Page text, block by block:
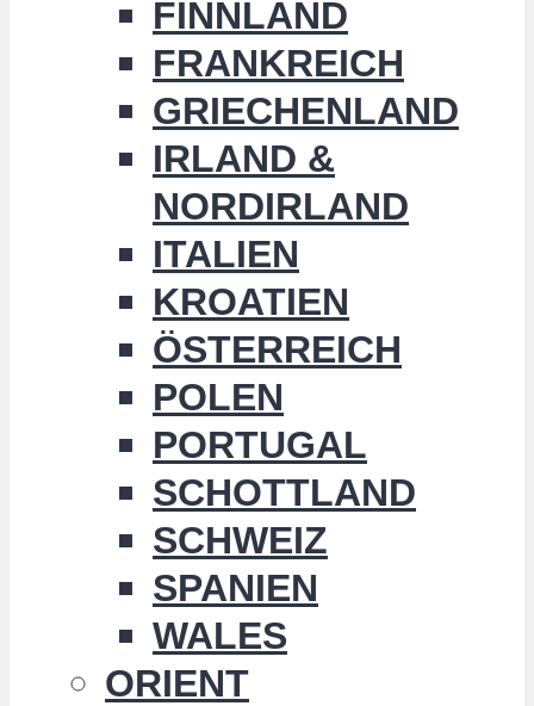
FINNLAND
FRANKREICH
GRIECHENLAND
IRLAND &
NORDIRLAND
ITALIEN
KROATIEN
ÖSTERREICH
POLEN
PORTUGAL
SCHOTTLAND
SCHWEIZ
SPANIEN
WALES
ORIENT